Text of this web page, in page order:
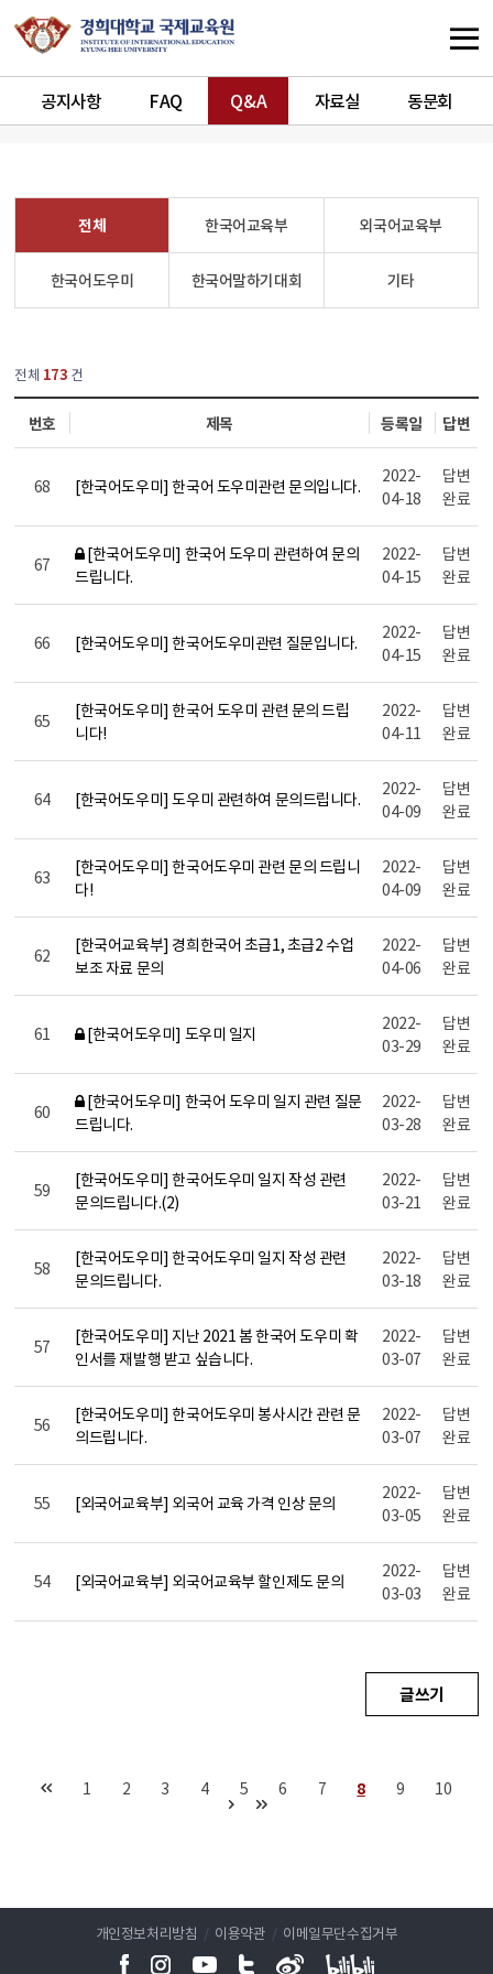
공지사항 FAQ Q&A 자료실 동문회
전체 한국어교육부 외국어교육부
한국어도우미 한국어말하기대회 기타
전체 173 건
번호 제목 등록일 답변
68 [한국어도우미] 한국어 도우미관련 문의입니다.
2022-
04-18
답변
완료
67
[한국어도우미] 한국어 도우미 관련하여 문의
드립니다.
2022-
04-15
답변
완료
66 [한국어도우미] 한국어도우미관련 질문입니다.
2022-
04-15
답변
완료
65
[한국어도우미] 한국어 도우미 관련 문의 드립
니다!
2022-
04-11
답변
완료
64 [한국어도우미] 도우미 관련하여 문의드립니다.
2022-
04-09
답변
완료
63
[한국어도우미] 한국어도우미 관련 문의 드립니
다!
2022-
04-09
답변
완료
62
[한국어교육부] 경희한국어 초급1, 초급2 수업
보조 자료 문의
2022-
04-06
답변
완료
61 [한국어도우미] 도우미 일지
2022-
03-29
답변
완료
60
[한국어도우미] 한국어 도우미 일지 관련 질문
드립니다.
2022-
03-28
답변
완료
59
[한국어도우미] 한국어도우미 일지 작성 관련
문의드립니다.(2)
2022-
03-21
답변
완료
58
[한국어도우미] 한국어도우미 일지 작성 관련
문의드립니다.
2022-
03-18
답변
완료
57
[한국어도우미] 지난 2021 봄 한국어 도우미 확
인서를 재발행 받고 싶습니다.
2022-
03-07
답변
완료
56
[한국어도우미] 한국어도우미 봉사시간 관련 문
의드립니다.
2022-
03-07
답변
완료
55 [외국어교육부] 외국어 교육 가격 인상 문의
2022-
03-05
답변
완료
54 [외국어교육부] 외국어교육부 할인제도 문의
2022-
03-03
답변
완료
글쓰기
1 2 3 4 5 6 7 8 9 10
개인정보처리방침 / 이용약관 / 이메일무단수집거부